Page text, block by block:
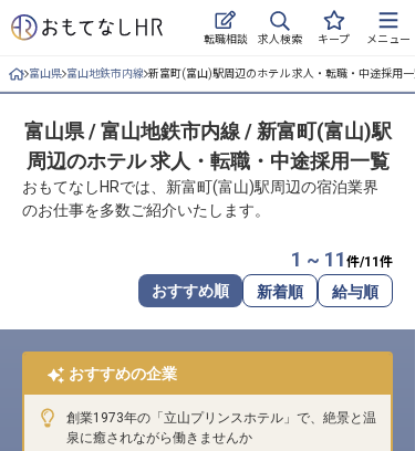
転職相談 求人検索 キープ メニュー
ログイン
求人・施設を探す
キープした求人
おもてなしHRについて
よくある質問
ホテル・宿泊業界情報コラム
富山県 富山地鉄市内線 新富町(富山)駅周辺のホテル 求人・転職・中途採用一
富山県 / 富山地鉄市内線 / 新富町(富山)駅
周辺のホテル 求人・転職・中途採用一覧
おもてなしHRでは、新富町(富山)駅周辺の宿泊業界
のお仕事を多数ご紹介いたします。
1 ~ 11 件/11 件
おすすめ順 新着順 給与順
おすすめの企業
創業1973年の「立山プリンスホテル」で、絶景と温
泉に癒されながら働きませんか